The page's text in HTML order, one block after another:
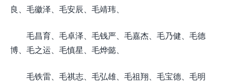
良、毛徽泽、毛安辰、毛靖玮、
毛昌育、毛卓泽、毛钱严、毛嘉杰、毛乃健、毛德
博、毛之运、毛慎星、毛烨懿、
毛铁雷、毛祺志、毛弘雄、毛祖翔、毛宝德、毛明